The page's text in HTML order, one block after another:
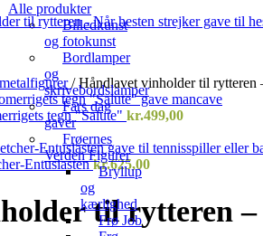
Alle produkter
Billedkunst
og fotokunst
Bordlamper
og
skrivebordslamper
Fars dag
gaver
Frøernes
Verden Figurer
Bryllup
og
kærlighed
Frø Job
/ Håndlavet vinholder til rytteren
tegn "Salute" kr.499,00
Entusiastenkr.625,00
til rytteren